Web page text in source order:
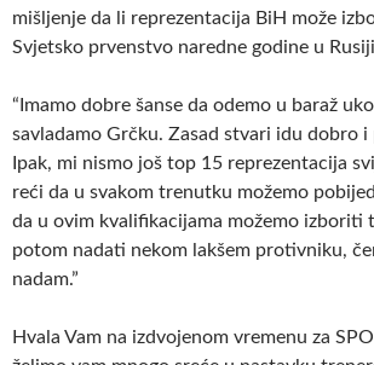
mišljenje da li reprezentacija BiH može
Svjetsko prvenstvo naredne godine u
“Imamo dobre šanse da odemo u baraž
savladamo Grčku. Zasad stvari idu dobro
Ipak, mi nismo još top 15 reprezentacija
reći da u svakom trenutku možemo
da u ovim kvalifikacijama možemo izboriti
potom nadati nekom lakšem protivniku,
nadam.”
Hvala Vam na izdvojenom vremenu za